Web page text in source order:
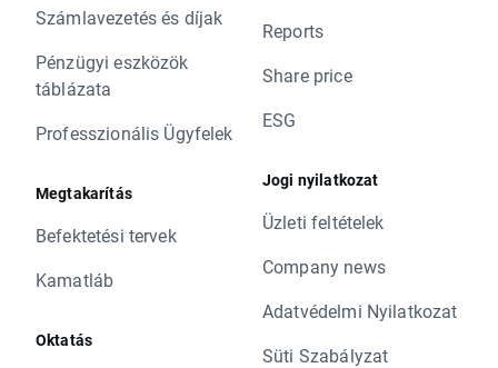
Számlavezetés és díjak
Pénzügyi eszközök
táblázata
Professzionális Ügyfelek
Megtakarítás
Befektetési tervek
Kamatláb
Oktatás
Reports
Share price
ESG
Jogi nyilatkozat
Üzleti feltételek
Company news
Adatvédelmi Nyilatkozat
Süti Szabályzat